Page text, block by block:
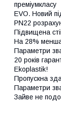
преміумкласу
EVO. Новий
PN22
Підвищена
На 28% менша
Параметри
20 років
Ekoplastik!
Пропускна
Параметри
Зайве не